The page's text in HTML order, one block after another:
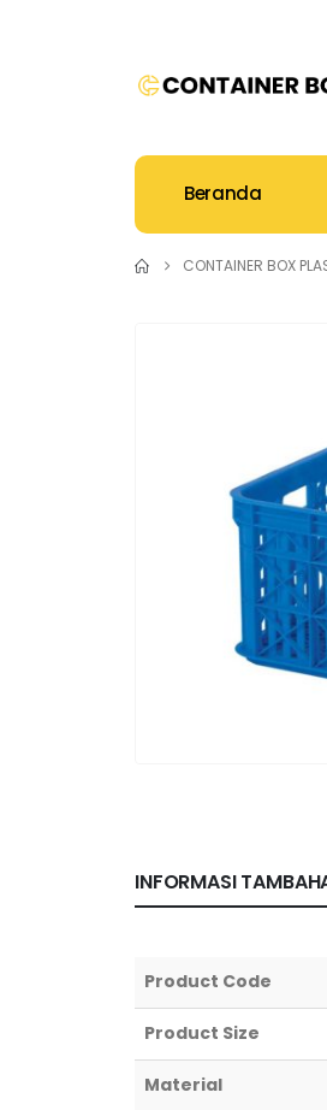
Beranda
CONTAINER BOX
INFORMASI
Product Code
Product Size
Material